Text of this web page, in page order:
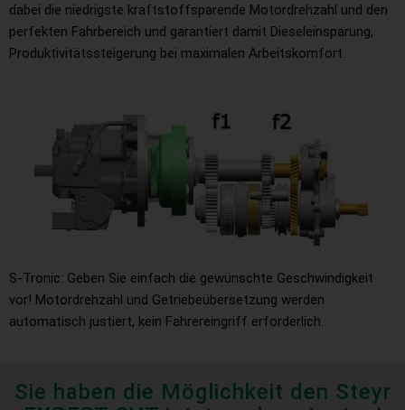
dabei die niedrigste kraftstoffsparende Motordrehzahl und den
perfekten Fahrbereich und garantiert damit Dieseleinsparung,
Produktivitätssteigerung bei maximalen Arbeitskomfort.
S-Tronic: Geben Sie einfach die gewünschte Geschwindigkeit
vor! Motordrehzahl und Getriebeübersetzung werden
automatisch justiert, kein Fahrereingriff erforderlich.
Sie haben die Möglichkeit den Steyr